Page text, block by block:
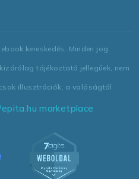
kereskedés. Minden jog
tájékoztató jellegűek, nem
csak illusztrációk, a valóságtól
marketplace